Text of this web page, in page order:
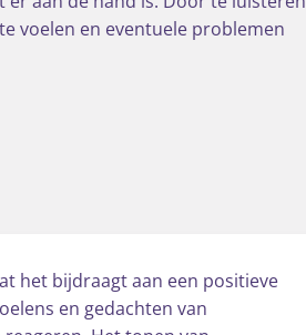
voelen en eventuele problemen
het bijdraagt aan een positieve
en gedachten van